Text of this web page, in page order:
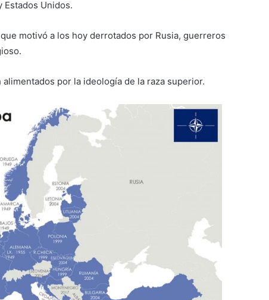
Estados Unidos.
motivó a los hoy derrotados por Rusia, guerreros
por la ideología de la raza superior.